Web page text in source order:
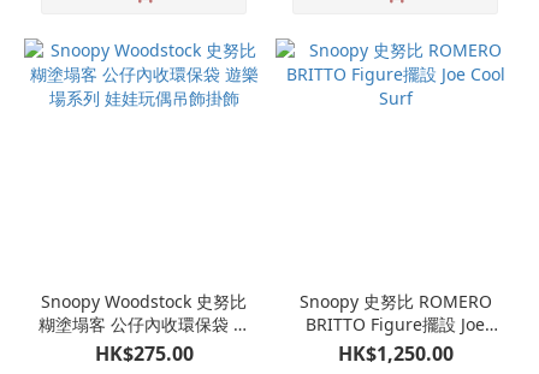
Snoopy Woodstock 史努比
糊塗塌客 公仔內收環保袋 遊
樂場系列 娃娃玩偶吊飾掛飾
HK$275.00
Snoopy 史努比 ROMERO
BRITTO Figure擺設 Joe
Cool Surf
HK$1,250.00